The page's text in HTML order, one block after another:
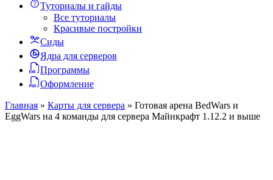
Туториалы и гайды
Все туториалы
Красивые постройки
Сиды
Ядра для серверов
Программы
Оформление
Главная » Карты для сервера » Готовая арена BedWars и
EggWars на 4 команды для сервера Майнкрафт 1.12.2 и выше